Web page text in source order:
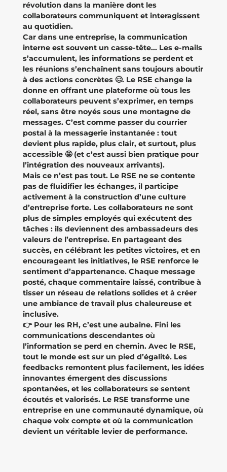
révolution dans la manière dont les
collaborateurs communiquent et interagissent
au quotidien.
Car dans une entreprise, la communication
interne est souvent un casse-tête... Les e-mails
s’accumulent, les informations se perdent et
les réunions s’enchaînent sans toujours aboutir
à des actions concrètes 🥴. Le RSE change la
donne en offrant une plateforme où tous les
collaborateurs peuvent s’exprimer, en temps
réel, sans être noyés sous une montagne de
messages. C’est comme passer du courrier
postal à la messagerie instantanée : tout
devient plus rapide, plus clair, et surtout, plus
accessible 🤩 (et c’est aussi bien pratique pour
l’intégration des nouveaux arrivants).
Mais ce n’est pas tout. Le RSE ne se contente
pas de fluidifier les échanges, il participe
activement à la construction d’une culture
d’entreprise forte. Les collaborateurs ne sont
plus de simples employés qui exécutent des
tâches : ils deviennent des ambassadeurs des
valeurs de l’entreprise. En partageant des
succès, en célébrant les petites victoires, et en
encourageant les initiatives, le RSE renforce le
sentiment d’appartenance. Chaque message
posté, chaque commentaire laissé, contribue à
tisser un réseau de relations solides et à créer
une ambiance de travail plus chaleureuse et
inclusive.
👉 Pour les RH, c’est une aubaine. Fini les
communications descendantes où
l’information se perd en chemin. Avec le RSE,
tout le monde est sur un pied d’égalité. Les
feedbacks remontent plus facilement, les idées
innovantes émergent des discussions
spontanées, et les collaborateurs se sentent
écoutés et valorisés. Le RSE transforme une
entreprise en une communauté dynamique, où
chaque voix compte et où la communication
devient un véritable levier de performance.